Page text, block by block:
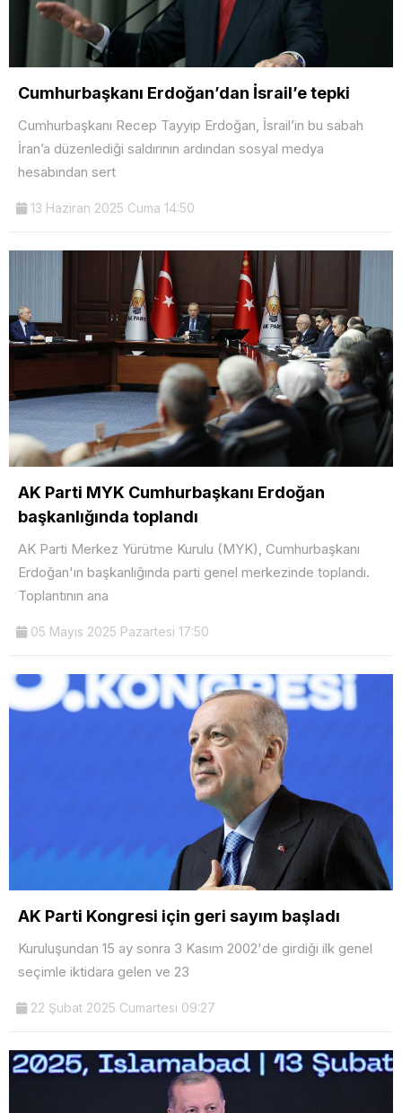
Cumhurbaşkanı Erdoğan’dan İsrail’e tepki
Cumhurbaşkanı Recep Tayyip Erdoğan, İsrail’in bu sabah
İran’a düzenlediği saldırının ardından sosyal medya
hesabından sert
13 Haziran 2025 Cuma 14:50
AK Parti MYK Cumhurbaşkanı Erdoğan
başkanlığında toplandı
AK Parti Merkez Yürütme Kurulu (MYK), Cumhurbaşkanı
Erdoğan'ın başkanlığında parti genel merkezinde toplandı.
Toplantının ana
05 Mayıs 2025 Pazartesi 17:50
AK Parti Kongresi için geri sayım başladı
Kuruluşundan 15 ay sonra 3 Kasım 2002'de girdiği ilk genel
seçimle iktidara gelen ve 23
22 Şubat 2025 Cumartesi 09:27